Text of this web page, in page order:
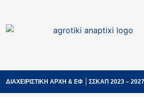
ΔΙΑΧΕΙΡΙΣΤΙΚΗ ΑΡΧΗ & ΕΦ ΣΣΚΑΠ 2023 – 2027